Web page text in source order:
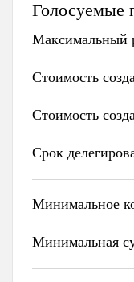
Голосуемые
Максимальный
Стоимость
Стоимость
Срок
Минимальное
Минимальная